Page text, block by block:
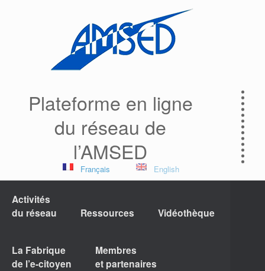
Plateforme en ligne
du réseau de
l’AMSED
Français English
Activités
du réseau
Ressources Vidéothèque
La Fabrique
de l’e-citoyen
Membres
et partenaires